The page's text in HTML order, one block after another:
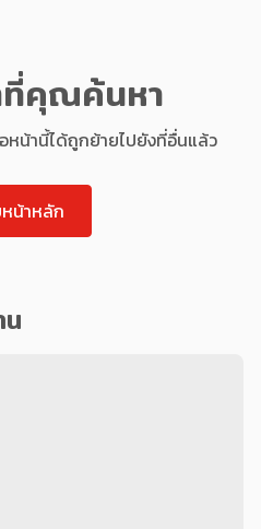
ที่คุณค้นหา
น้านี้ได้ถูกย้ายไปยังที่อื่นแล้ว
น้าหลัก